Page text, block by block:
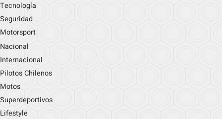
Tecnología
Seguridad
Motorsport
Nacional
Internacional
Pilotos Chilenos
Motos
Superdeportivos
Lifestyle